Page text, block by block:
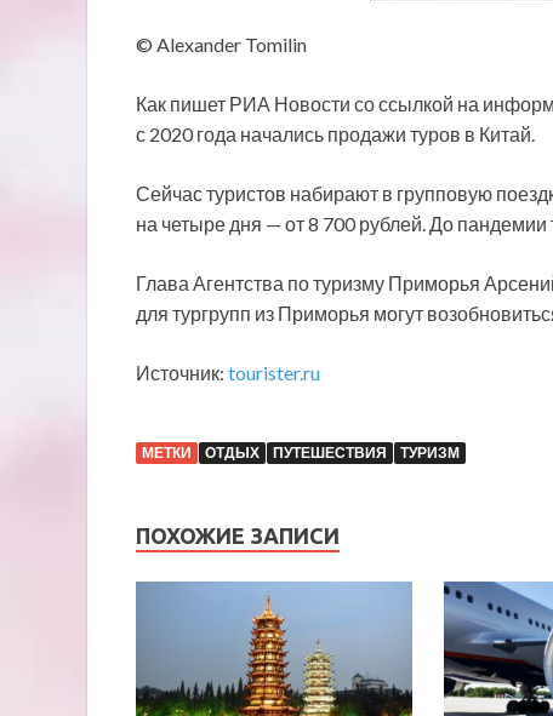
© Alexander Tomilin
Как пишет РИА Новости со ссылкой на
с 2020 года начались продажи туров в Китай.
Сейчас туристов набирают в групповую
на четыре дня — от 8 700 рублей. До пандемии
Глава Агентства по туризму Приморья
для тургрупп из Приморья могут
Источник: tourister.ru
МЕТКИ ОТДЫХ ПУТЕШЕСТВИЯ ТУРИЗМ
ПОХОЖИЕ ЗАПИСИ